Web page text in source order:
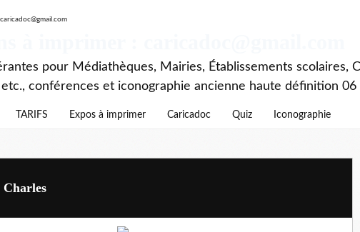
pour Médiathèques, Mairies, Établissements scolaires,
conférences et iconographie ancienne haute définition
TARIFS Expos à imprimer Caricadoc Quiz Iconographie